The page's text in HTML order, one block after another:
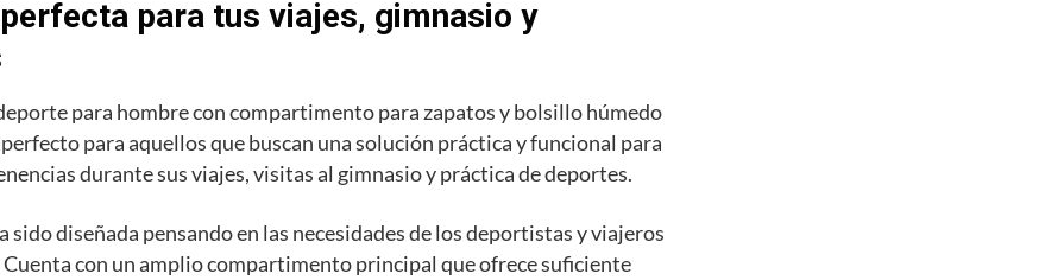
para tus viajes, gimnasio y
para hombre con compartimento para zapatos y bolsillo húmedo
para aquellos que buscan una solución práctica y funcional para
durante sus viajes, visitas al gimnasio y práctica de deportes.
sido diseñada pensando en las necesidades de los deportistas y viajeros
Cuenta con un amplio compartimento principal que ofrece suficiente